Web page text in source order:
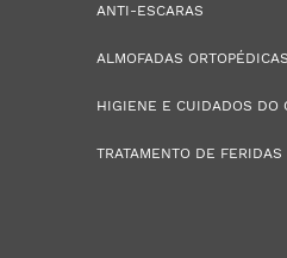
ANTI-ESCARAS
ALMOFADAS ORTOPÉDICAS
HIGIENE E CUIDADOS DO
TRATAMENTO DE FERIDAS